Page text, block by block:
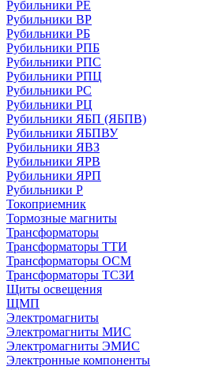
Рубильники РЕ
Рубильники ВР
Рубильники РБ
Рубильники РПБ
Рубильники РПС
Рубильники РПЦ
Рубильники РС
Рубильники РЦ
Рубильники ЯБП (ЯБПВ)
Рубильники ЯБПВУ
Рубильники ЯВЗ
Рубильники ЯРВ
Рубильники ЯРП
Рубильники Р
Токоприемник
Тормозные магниты
Трансформаторы
Трансформаторы ТТИ
Трансформаторы ОСМ
Трансформаторы ТСЗИ
Щиты освещения
ЩМП
Электромагниты
Электромагниты МИС
Электромагниты ЭМИС
Электронные компоненты